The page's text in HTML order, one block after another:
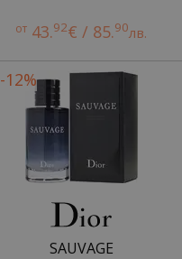
от 43.92€ / 85.90лв.
-12%
SAUVAGE